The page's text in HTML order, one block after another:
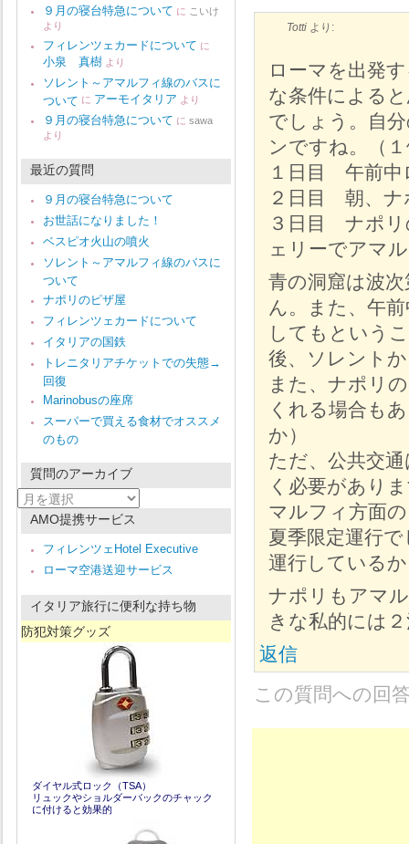
Totti より:
ローマを出発
な条件による
でしょう。自
ンですね。（
１日目 午前中
２日目 朝、ナ
３日目 ナポリ
ェリーでアマ
青の洞窟は波
ん。また、午
してもという
後、ソレント
また、ナポリ
くれる場合も
か）
ただ、公共交
く必要があり
マルフィ方面
夏季限定運行
運行している
ナポリもアマ
きな私的には
返信
この質問への回
９月の寝台特急について に こいけ
より
フィレンツェカードについて に
小泉 真樹 より
ソレント～アマルフィ線のバスに
ついて に アーモイタリア より
９月の寝台特急について に sawa
より
最近の質問
９月の寝台特急について
お世話になりました！
ベスピオ火山の噴火
ソレント～アマルフィ線のバスに
ついて
ナポリのピザ屋
フィレンツェカードについて
イタリアの国鉄
トレニタリアチケットでの失態→
回復
Marinobusの座席
スーパーで買える食材でオススメ
のもの
質問のアーカイブ
質
問
AMO提携サービス
フィレンツェHotel Executive
ローマ空港送迎サービス
イタリア旅行に便利な持ち物
防犯対策グッズ
ダイヤル式ロック（TSA）
リュックやショルダーバックのチャック
に付けると効果的